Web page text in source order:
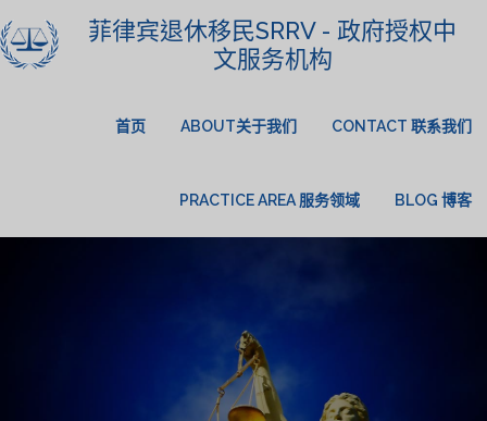
菲律宾退休移民SRRV - 政府授权中
文服务机构
首页 ABOUT关于我们 CONTACT 联系我们
PRACTICE AREA 服务领域 BLOG 博客